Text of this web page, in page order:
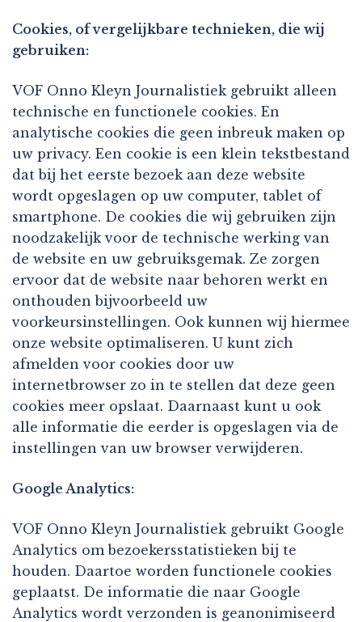
Cookies, of vergelijkbare technieken, die wij
gebruiken:
VOF Onno Kleyn Journalistiek gebruikt alleen
technische en functionele cookies. En
analytische cookies die geen inbreuk maken op
uw privacy. Een cookie is een klein tekstbestand
dat bij het eerste bezoek aan deze website
wordt opgeslagen op uw computer, tablet of
smartphone. De cookies die wij gebruiken zijn
noodzakelijk voor de technische werking van
de website en uw gebruiksgemak. Ze zorgen
ervoor dat de website naar behoren werkt en
onthouden bijvoorbeeld uw
voorkeursinstellingen. Ook kunnen wij hiermee
onze website optimaliseren. U kunt zich
afmelden voor cookies door uw
internetbrowser zo in te stellen dat deze geen
cookies meer opslaat. Daarnaast kunt u ook
alle informatie die eerder is opgeslagen via de
instellingen van uw browser verwijderen.
Google Analytics:
VOF Onno Kleyn Journalistiek gebruikt Google
Analytics om bezoekersstatistieken bij te
houden. Daartoe worden functionele cookies
geplaatst. De informatie die naar Google
Analytics wordt verzonden is geanonimiseerd